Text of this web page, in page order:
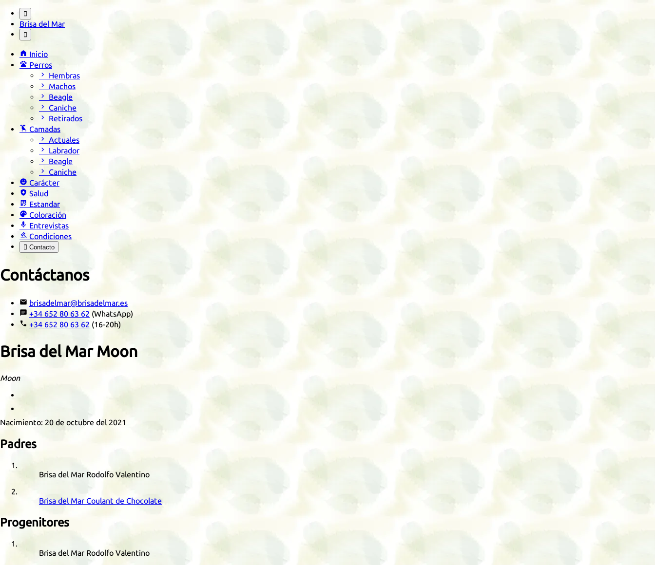

Brisa del Mar

 Inicio
 Perros
 Hembras
 Machos
 Beagle
 Caniche
 Retirados
 Camadas
 Actuales
 Labrador
 Beagle
 Caniche
 Carácter
 Salud
 Estandar
 Coloración
 Entrevistas
 Condiciones
 Contacto
Contáctanos
 brisadelmar@brisadelmar.es
 +34 652 80 63 62 (WhatsApp)
 +34 652 80 63 62 (16-20h)
Brisa del Mar Moon
Moon
Nacimiento: 20 de octubre del 2021
Padres
Brisa del Mar Rodolfo Valentino
Brisa del Mar Coulant de Chocolate
Progenitores
Brisa del Mar Rodolfo Valentino